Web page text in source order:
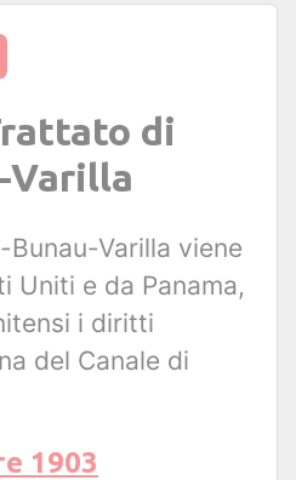
di
Varilla
Varilla viene
Uniti e da Panama,
i diritti
del Canale di
1903